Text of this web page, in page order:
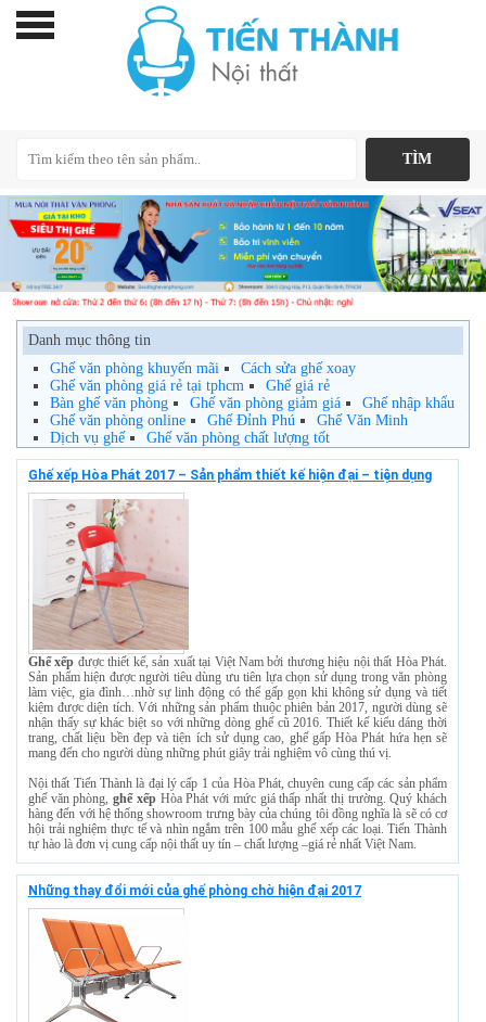
Danh mục thông tin
Ghế văn phòng khuyến mãi
Cách sửa ghế xoay
Ghế văn phòng giá rẻ tại tphcm
Ghế giá rẻ
Bàn ghế văn phòng
Ghế văn phòng giảm giá
Ghế nhập khẩu
Ghế văn phòng online
Ghế Đỉnh Phú
Ghế Văn Minh
Dịch vụ ghế
Ghế văn phòng chất lượng tốt
Ghế xếp Hòa Phát 2017 – Sản phẩm thiết kế hiện đại – tiện dụng
Ghế xếp được thiết kế, sản xuất tại Việt Nam bởi thương hiệu nội thất Hòa Phát.
Sản phẩm hiện được người tiêu dùng ưu tiên lựa chọn sử dụng trong văn phòng
làm việc, gia đình…nhờ sự linh động có thể gấp gọn khi không sử dụng và tiết
kiệm được diện tích. Với những sản phẩm thuộc phiên bản 2017, người dùng sẽ
nhận thấy sự khác biệt so với những dòng ghế cũ 2016. Thiết kế kiểu dáng thời
trang, chất liệu bền đẹp và tiện ích sử dụng cao, ghế gấp Hòa Phát hứa hẹn sẽ
mang đến cho người dùng những phút giây trải nghiệm vô cùng thú vị.
Nội thất Tiến Thành là đại lý cấp 1 của Hòa Phát, chuyên cung cấp các sản phẩm
ghế văn phòng,ghế xếp Hòa Phát với mức giá thấp nhất thị trường. Quý khách
hàng đến với hệ thống showroom trưng bày của chúng tôi đồng nghĩa là sẽ có cơ
hội trải nghiệm thực tế và nhìn ngắm trên 100 mẫu ghế xếp các loại. Tiến Thành
tự hào là đơn vị cung cấp nội thất uy tín – chất lượng –giá rẻ nhất Việt Nam.
Những thay đổi mới của ghế phòng chờ hiện đại 2017